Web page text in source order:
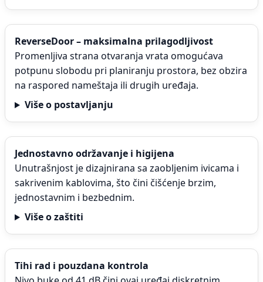
ReverseDoor – maksimalna prilagodljivost
Promenljiva strana otvaranja vrata omogućava
potpunu slobodu pri planiranju prostora, bez obzira
na raspored nameštaja ili drugih uređaja.
Više o postavljanju
Jednostavno održavanje i higijena
Unutrašnjost je dizajnirana sa zaobljenim ivicama i
sakrivenim kablovima, što čini čišćenje brzim,
jednostavnim i bezbednim.
Više o zaštiti
Tihi rad i pouzdana kontrola